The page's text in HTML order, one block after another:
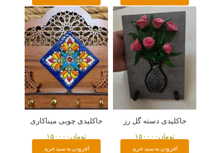
جاکلیدی دسته گل رز
تومان ۱۵۰۰۰۰
افزودن به سبد خرید
جاکلیدی چوبی میناکاری
تومان ۱۵۰۰۰۰
افزودن به سبد خرید